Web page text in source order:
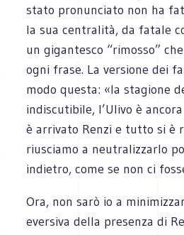
stato pronunciato non ha
la sua centralità, da fatale
un gigantesco “rimosso”
ogni frase. La versione dei
modo questa: «la stagione
indiscutibile, l’Ulivo è
è arrivato Renzi e tutto si è
riusciamo a neutralizzarlo
indietro, come se non ci
Ora, non sarò io a
eversiva della presenza di